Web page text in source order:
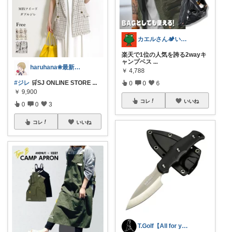
haruhana❀最新ファッション更新中
#ジレ 🛒SJ ONLINE STORE ...
￥ 9,900
0 0 3
コレ いいね
カエルさん🏕️いつもご購入感謝🐸
楽天で1位の人気を誇る2wayキ
ャンプベス ...
￥ 4,788
0 0 6
コレ いいね
T.Golf【All for you】